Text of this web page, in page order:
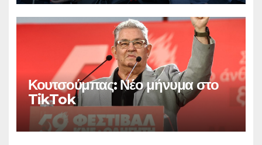
Κουτσούμπας: Νέο μήνυμα στο
TikTok